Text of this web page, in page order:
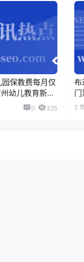
保教费每月仅
幼儿教育新局
0 325
布
门
2